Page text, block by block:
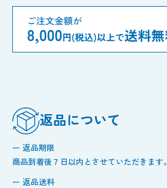
返品について
ー 返品期限
商品到着後７日以内とさせていただきます。
ー 返品送料